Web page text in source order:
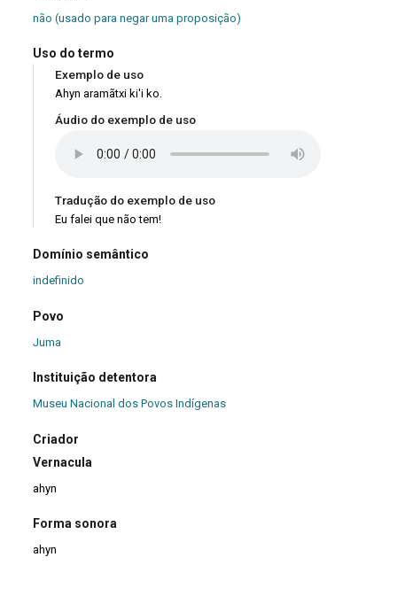
não (usado para negar uma proposição)
Uso do termo
Exemplo de uso
Ahyn aramãtxi ki'i ko.
Áudio do exemplo de uso
Tradução do exemplo de uso
Eu falei que não tem!
Domínio semântico
indefinido
Povo
Juma
Instituição detentora
Museu Nacional dos Povos Indígenas
Criador
Vernacula
ahyn
Forma sonora
ahyn